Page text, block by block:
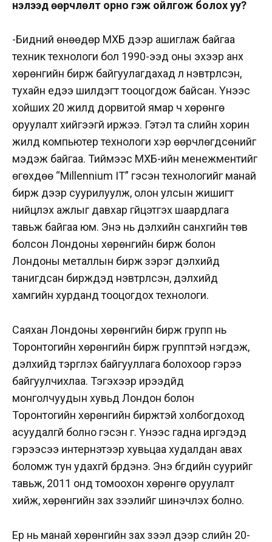
нэлээд өөрчлөлт орно гэж ойлгож болох уу?
-Бидний өнөөдөр МХБ дээр ашиглаж байгаа
техник технологи бол 1990-ээд оны эхээр анх
хөрөнгийн бирж байгуулагдахад л нэвтрүүлсэн,
тухайн үедээ шилдэгт тооцогдож байсан. Үүнээс
хойших 20 жилд дорвитой ямар ч хөрөнгө
оруулалт хийгээгүй иржээ. Гэтэл та сүүлийн хорин
жилд компьютер технологи хэр өөрчлөгдсөнийг
мэдэж байгаа. Тиймээс МХБ-ийн менежментийг
өгөхдөө “Millennium IT” гэсэн технологийг манай
бирж дээр суурилуулж, олон улсын жишигт
нийцүүлэх ажлыг давхар гүйцэтгэх шаардлага
тавьж байгаа юм. Энэ нь дэлхийн санхүүгийн төв
болсон Лондоны хөрөнгийн бирж болон
Лондоны металлын бирж зэрэг дэлхийд
танигдсан биржүүдэд нэвтрүүлсэн, дэлхийд
хамгийн хурданд тооцогдох технологи.
Саяхан Лондоны хөрөнгийн бирж групп нь
Торонтогийн хөрөнгийн бирж групптэй нэгдэж,
дэлхийд тэргүүлэх байгууллага болохоор гэрээ
байгуулчихлаа. Тэгэхээр ирээдүйд
монголчуудын хувьд Лондон болон
Торонтогийн хөрөнгийн биржтэй холбогдоход
асуудалгүй болно гэсэн үг. Үүнээс гадна иргэдэд
гэрээсээ интернэтээр хувьцаа худалдан авах
боломж тун удахгүй бүрдэнэ. Энэ бүгдийн суурийг
тавьж, 2011 онд томоохон хөрөнгө оруулалт
хийж, хөрөнгийн зах зээлийг шинэчлэх болно.
Ер нь манай хөрөнгийн зах зээл дээр сүүлийн 20-